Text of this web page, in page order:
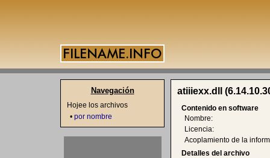
atiiiexx.dll
Contenido en software
Nombre:
Licencia:
Acoplamiento de la
Detalles del archivo
Navegación
Hojee los archivos
• por nombre